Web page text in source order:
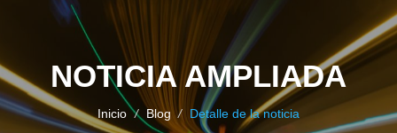
NOTICIA AMPLIADA
Inicio / Blog / Detalle de la noticia